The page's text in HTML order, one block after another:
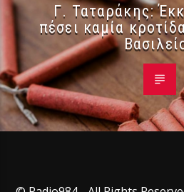
Γ. Ταταράκης:
πέσει καμία